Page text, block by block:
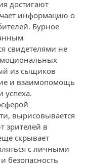
достигают
информацию о
Бурное
свидетелями не
из сыщиков
и взаимопомощь
вырисовывается
зрителей в
скрывает
с личными
безопасность